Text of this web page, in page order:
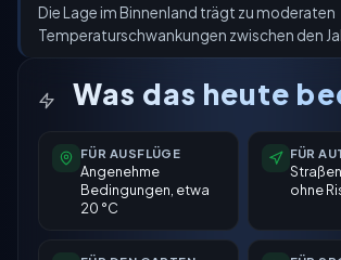
Die Lage im Binnenland trägt zu moderaten
Temperaturschwankungen zwischen den
Was das heute
FÜR AUSFLÜGE
Angenehme
Bedingungen, etwa
20 °C
FÜR
ohne